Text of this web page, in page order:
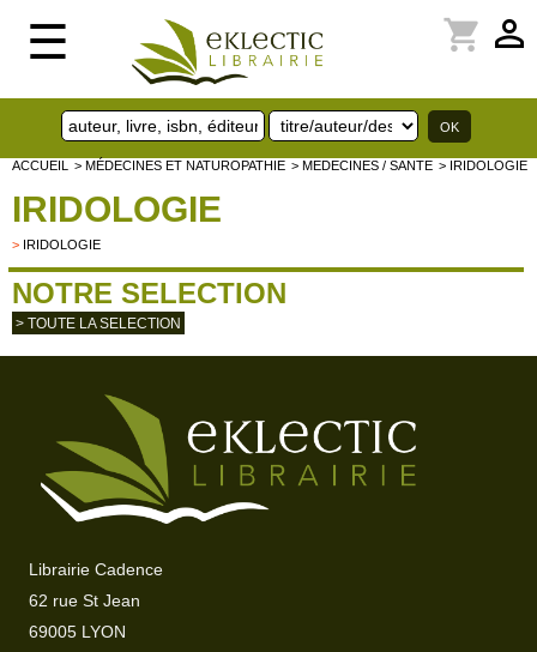
☰ perm_identity
shopping_cart
ACCUEIL > MÉDECINES ET NATUROPATHIE > MEDECINES / SANTE > IRIDOLOGIE
IRIDOLOGIE
> IRIDOLOGIE
NOTRE SELECTION
> TOUTE LA SELECTION
Librairie Cadence
62 rue St Jean
69005 LYON